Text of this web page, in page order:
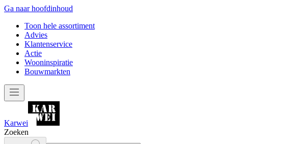
Ga naar hoofdinhoud
Toon hele assortiment
Advies
Klantenservice
Actie
Wooninspiratie
Bouwmarkten
Karwei
Zoeken